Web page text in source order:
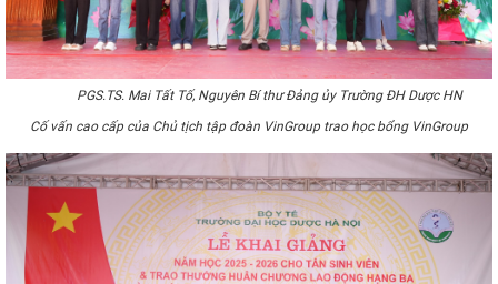
PGS.TS. Mai Tất Tố, Nguyên Bí thư Đảng ủy Trường ĐH Dược HN
Cố vấn cao cấp của Chủ tịch tập đoàn VinGroup trao học bổng VinGroup